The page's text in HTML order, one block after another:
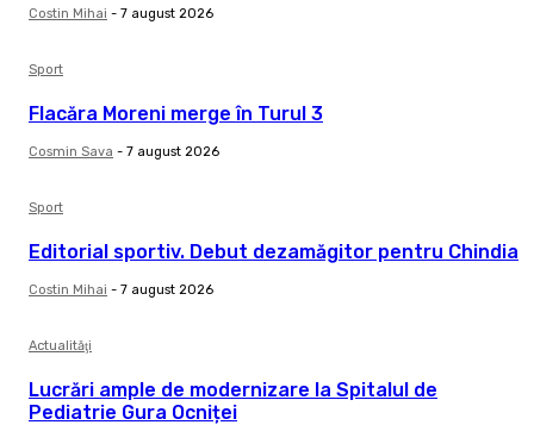
Costin Mihai - 7 august 2026
Sport
Flacăra Moreni merge în Turul 3
Cosmin Sava - 7 august 2026
Sport
Editorial sportiv. Debut dezamăgitor pentru Chindia
Costin Mihai - 7 august 2026
Actualităţi
Lucrări ample de modernizare la Spitalul de
Pediatrie Gura Ocniței